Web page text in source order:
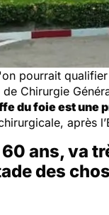
pourrait
Chirurgie
du foie est une
après
ans, va
des